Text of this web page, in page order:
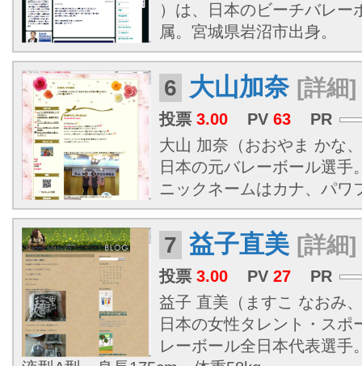
）は、日本のビーチバレー
属。宮城県岩沼市出身。
6 大山加奈 [詳細]
投票 3.00 PV 63
PR
大山 加奈（おおやま かな
日本の元バレーボール選手
ニックネームはカナ、パワ
7 益子直美 [詳細]
投票 3.00 PV 27
PR
益子 直美（ますこ なおみ
日本の女性タレント・スポ
レーボール全日本代表選手